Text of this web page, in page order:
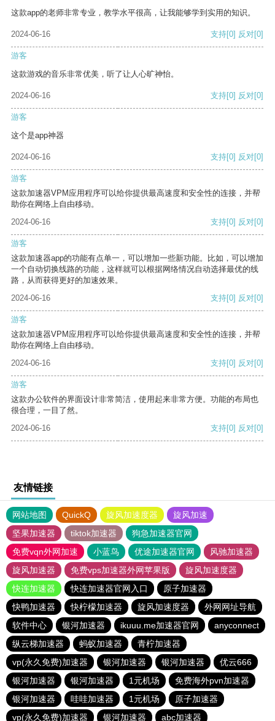
这款app的老师非常专业，教学水平很高，让我能够学到实用的知识。
2024-06-16 支持[0] 反对[0]
游客
这款游戏的音乐非常优美，听了让人心旷神怡。
2024-06-16 支持[0] 反对[0]
游客
这个是app神器
2024-06-16 支持[0] 反对[0]
游客
这款加速器VPM应用程序可以给你提供最高速度和安全性的连接，并帮
助你在网络上自由移动。
2024-06-16
支持[0] 反对[0]
游客
这款加速器app的功能有点单一，可以增加一些新功能。比如，可以增加
一个自动切换线路的功能，这样就可以根据网络情况自动选择最优的线
路，从而获得更好的加速效果。
2024-06-16
支持[0] 反对[0]
游客
这款加速器VPM应用程序可以给你提供最高速度和安全性的连接，并帮
助你在网络上自由移动。
2024-06-16
支持[0] 反对[0]
游客
这款办公软件的界面设计非常简洁，使用起来非常方便。功能的布局也
很合理，一目了然。
2024-06-16
支持[0] 反对[0]
友情链接
网站地图 QuickQ 旋风加速度器
旋风加速
坚果加速器
tiktok加速器
狗急加速器官网
免费vqn外网加速
小蓝鸟 优途加速器官网
风驰加速器
旋风加速器
免费vps加速器外网苹果版
旋风加速度器
快连加速器
快连加速器官网入口
原子加速器
快鸭加速器
快柠檬加速器 旋风加速度器
外网网址导航
软件中心
银河加速器 ikuuu.me加速器官网
anyconnect
纵云梯加速器
蚂蚁加速器
青柠加速器
vp(永久免费)加速器
银河加速器 银河加速器
优云666
银河加速器
银河加速器 1元机场
免费海外pvn加速器
银河加速器
哇哇加速器 1元机场
原子加速器
vp(永久免费)加速器
银河加速器 abc加速器